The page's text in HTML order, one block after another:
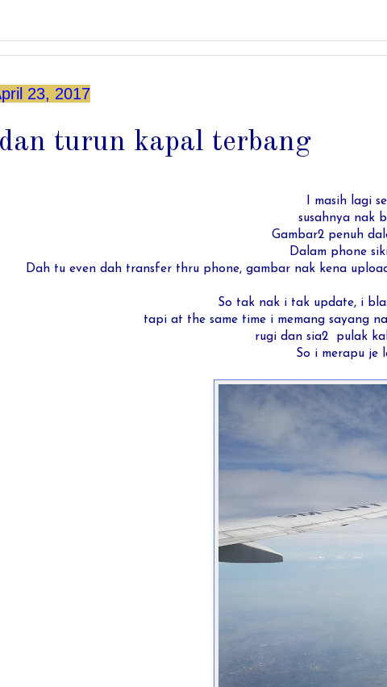
23, 2017
turun kapal terbang
I masih lagi
susahnya nak
Gambar2 penuh
Dalam phone
Dah tu even dah transfer thru phone, gambar nak kena
So tak nak i tak update, i
tapi at the same time i memang sayang
rugi dan sia2 pulak
So i merapu je